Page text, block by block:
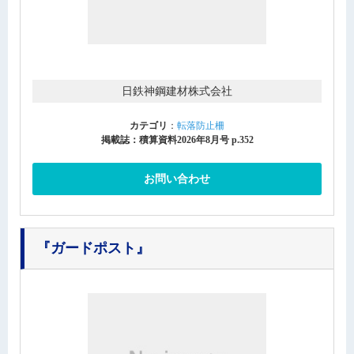
日鉄神鋼建材株式会社
カテゴリ ： 転落防止柵
掲載誌：積算資料2026年8月号 p.352
お問い合わせ
『ガードポスト』